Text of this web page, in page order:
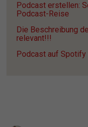
Podcast erstellen:
Podcast-Reise
Die Beschreibung
relevant!!!
Podcast auf Spotify